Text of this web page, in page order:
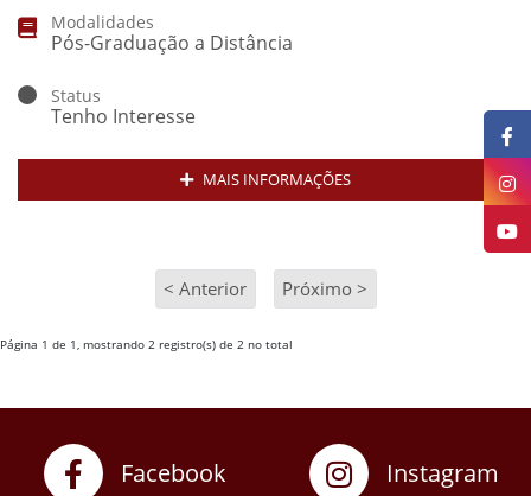
Modalidades
Pós-Graduação a Distância
Status
Tenho Interesse
MAIS INFORMAÇÕES
< Anterior Próximo >
Página 1 de 1, mostrando 2 registro(s) de 2 no total
Facebook Instagram